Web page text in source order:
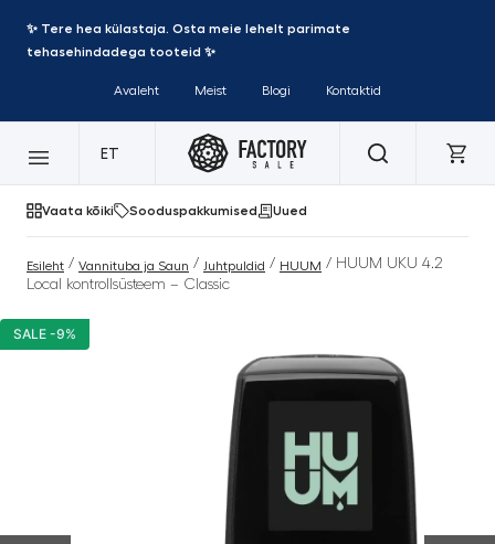
✨ Tere hea külastaja. Osta meie lehelt parimate
tehasehindadega tooteid ✨
Avaleht Meist Blogi Kontaktid
ET
Vaata kõiki Sooduspakkumised Uued
Esileht / Vannituba ja Saun / Juhtpuldid / HUUM / HUUM UKU 4.2
Local kontrollsüsteem – Classic
SALE -9%